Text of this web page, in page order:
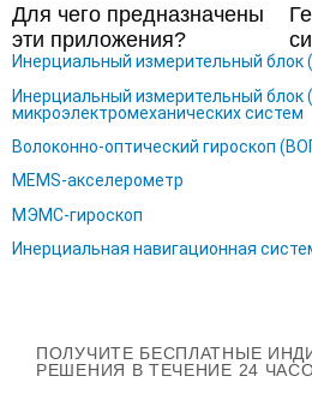
Для чего предназначены
эти приложения?
Инерциальный измерительный блок
Инерциальный измерительный блок
микроэлектромеханических систем
Волоконно-оптический гироскоп
MEMS-акселерометр
МЭМС-гироскоп
Инерциальная навигационная
ПОЛУЧИТЕ БЕСПЛАТНЫЕ
РЕШЕНИЯ В ТЕЧЕНИЕ 24